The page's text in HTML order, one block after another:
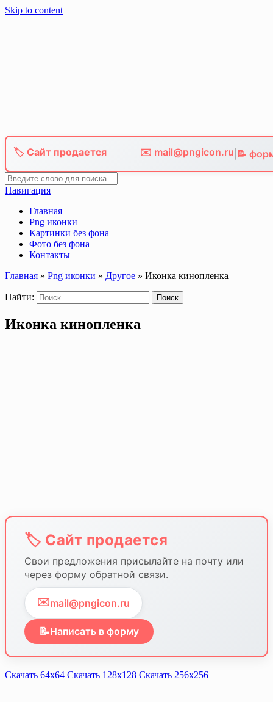
Skip to content
🏷️ Сайт продается ✉️ mail@pngicon.ru 📝
Навигация
Главная
Png иконки
Картинки без фона
Фото без фона
Контакты
Главная » Png иконки » Другое » Иконка кинопленка
Найти:
Иконка кинопленка
🏷️ Сайт продается
Свои предложения присылайте на почту или
через форму обратной связи.
✉️mail@pngicon.ru
📝Написать в форму
Скачать 64х64 Скачать 128х128 Скачать 256х256